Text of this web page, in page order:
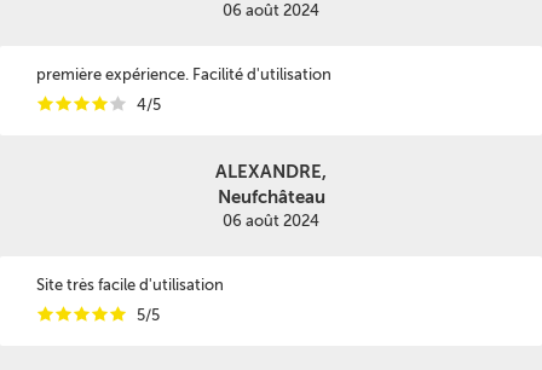
06 août 2024
première expérience. Facilité d'utilisation
iiiii 4/5
ALEXANDRE,
Neufchâteau
06 août 2024
Site très facile d'utilisation
iiiii 5/5